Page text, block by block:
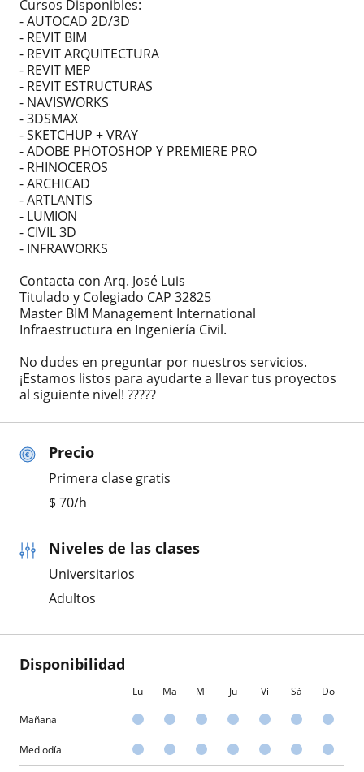
Precio
Primera clase gratis
$ 70/h
Niveles de las clases
Universitarios
Adultos
Disponibilidad
Lu Ma Mi Ju Vi Sá Do
Mañana
Mediodía
Cursos Disponibles:
- AUTOCAD 2D/3D
- REVIT BIM
- REVIT ARQUITECTURA
- REVIT MEP
- REVIT ESTRUCTURAS
- NAVISWORKS
- 3DSMAX
- SKETCHUP + VRAY
- ADOBE PHOTOSHOP Y PREMIERE PRO
- RHINOCEROS
- ARCHICAD
- ARTLANTIS
- LUMION
- CIVIL 3D
- INFRAWORKS
Contacta con Arq. José Luis
Titulado y Colegiado CAP 32825
Master BIM Management International
Infraestructura en Ingeniería Civil.
No dudes en preguntar por nuestros servicios.
¡Estamos listos para ayudarte a llevar tus proyectos
al siguiente nivel! ?????